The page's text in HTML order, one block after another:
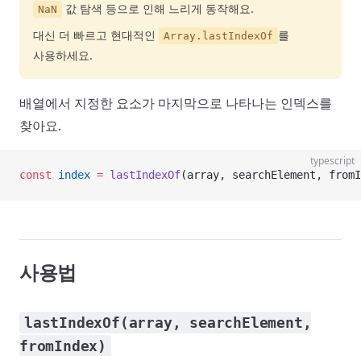
NaN
값 탐색 등으로 인해 느리게 동작해요.
대신 더 빠르고 현대적인
Array.lastIndexOf 를
사용하세요.
배열에서 지정한 요소가 마지막으로 나타나는 인덱스를
찾아요.
typescript
const index = lastIndexOf(array, searchElement,
사용법
lastIndexOf(array, searchElement,
fromIndex)